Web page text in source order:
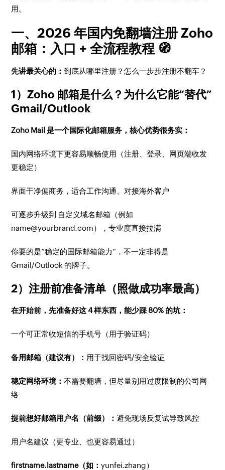
用。
一、2026 年国内免翻墙注册 Zoho
邮箱：入口 + 全流程教程 🧭
先讲最关心的：到底从哪里注册？怎么一步步注册不翻车？
1）Zoho 邮箱是什么？为什么它能“替代”
Gmail/Outlook
Zoho Mail 是一个国际化邮箱服务，核心优势很务实：
国内网络环境下更容易顺畅使用（注册、登录、网页端收发
更稳定）
界面干净偏商务，适合工作沟通、对接海外客户
可逐步升级到 自定义域名邮箱（例如
name@yourbrand.com），专业度直接拉满
你要的是“稳定的国际邮箱能力”，不一定非得是
Gmail/Outlook 的牌子。
2）注册前准备清单（照做成功率最高）
在开始前，先准备好这 4 样东西，能少踩 80% 的坑：
一个可正常收短信的手机号（用于验证码）
备用邮箱（建议有）： 用于找回密码/安全验证
稳定网络环境：不需要翻墙，但尽量别用过度限制的公司网
络
提前想好邮箱用户名（前缀）：避免现场反复试导致风控
用户名建议（更专业、也更容易通过）
firstname.lastname（如：yunfei.zhang）